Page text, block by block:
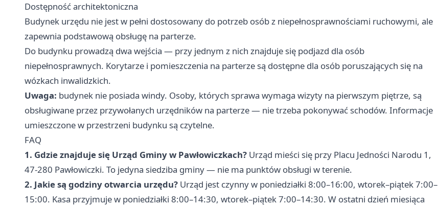
Dostępność architektoniczna
Budynek urzędu nie jest w pełni dostosowany do potrzeb osób z niepełnosprawnościami ruchowymi, ale
zapewnia podstawową obsługę na parterze.
Do budynku prowadzą dwa wejścia — przy jednym z nich znajduje się podjazd dla osób
niepełnosprawnych. Korytarze i pomieszczenia na parterze są dostępne dla osób poruszających się na
wózkach inwalidzkich.
Uwaga: budynek nie posiada windy. Osoby, których sprawa wymaga wizyty na pierwszym piętrze, są
obsługiwane przez przywołanych urzędników na parterze — nie trzeba pokonywać schodów. Informacje
umieszczone w przestrzeni budynku są czytelne.
FAQ
1. Gdzie znajduje się Urząd Gminy w Pawłowiczkach? Urząd mieści się przy Placu Jedności Narodu 1,
47-280 Pawłowiczki. To jedyna siedziba gminy — nie ma punktów obsługi w terenie.
2. Jakie są godziny otwarcia urzędu? Urząd jest czynny w poniedziałki 8:00–16:00, wtorek–piątek 7:00–
15:00. Kasa przyjmuje w poniedziałki 8:00–14:30, wtorek–piątek 7:00–14:30. W ostatni dzień miesiąca